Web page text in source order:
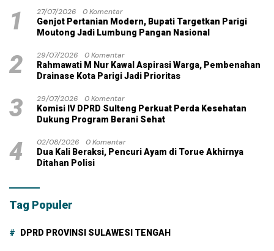
1 27/07/2026
0 Komentar
Genjot Pertanian Modern, Bupati Targetkan Parigi
Moutong Jadi Lumbung Pangan Nasional
2 29/07/2026
0 Komentar
Rahmawati M Nur Kawal Aspirasi Warga, Pembenahan
Drainase Kota Parigi Jadi Prioritas
3 29/07/2026
0 Komentar
Komisi IV DPRD Sulteng Perkuat Perda Kesehatan
Dukung Program Berani Sehat
4 02/08/2026
0 Komentar
Dua Kali Beraksi, Pencuri Ayam di Torue Akhirnya
Ditahan Polisi
Tag Populer
DPRD PROVINSI SULAWESI TENGAH